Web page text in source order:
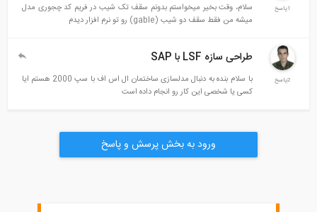
سلام، وقت بخیر میخواستم بدونم سقف تک شیب در فریم کد چجوری مدل
میشه من فقط سقف دو شیب (gable) رو تو نرم افزار دیدم
طراحی سازه LSF با SAP
با سلام بنده به دنبال مدلسازی ساختمان ال اس اف با سپ 2000 هستم ایا
کسی یا شخصی این کار رو انجام داده است
ورود به بخش پرسش و پاسخ